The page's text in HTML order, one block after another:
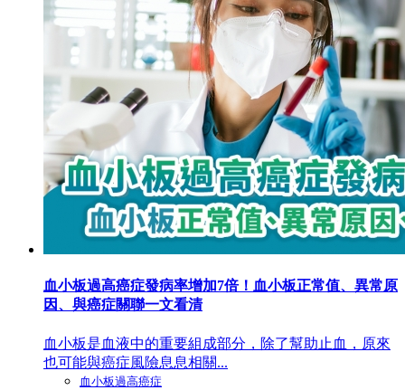
血小板過高癌症發病率增加7倍！血小板正常值、異常原
因、與癌症關聯一文看清
血小板是血液中的重要組成部分，除了幫助止血，原來
也可能與癌症風險息息相關...
血小板過高癌症